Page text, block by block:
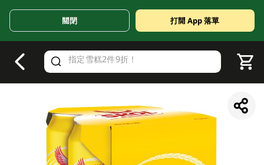
Valid Until 30 June 2026
關閉 打開 App 落單